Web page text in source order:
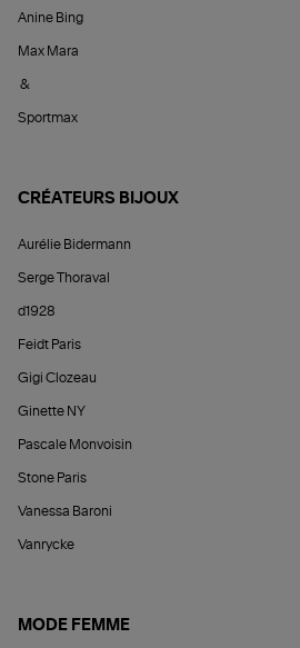
Anine Bing
Max Mara
&
Sportmax
CRÉATEURS BIJOUX
Aurélie Bidermann
Serge Thoraval
d1928
Feidt Paris
Gigi Clozeau
Ginette NY
Pascale Monvoisin
Stone Paris
Vanessa Baroni
Vanrycke
MODE FEMME